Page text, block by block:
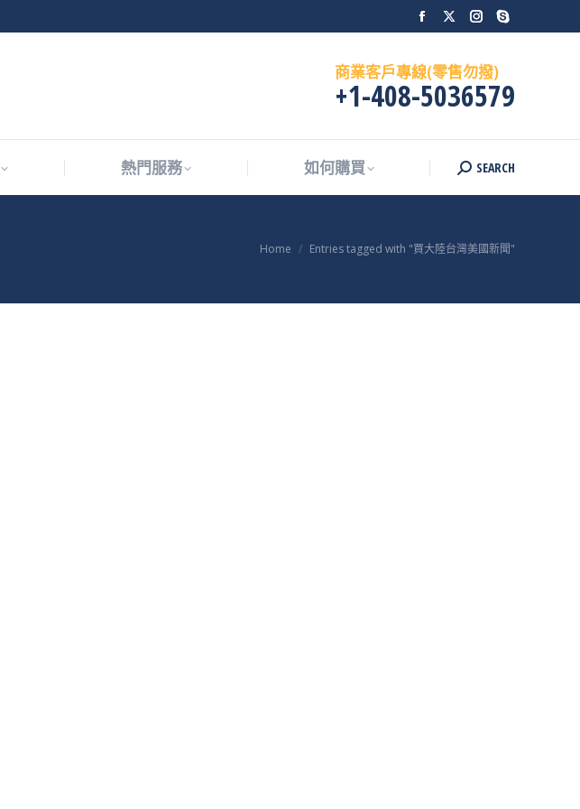
Facebook
opens
in
window
X
opens
in
window
Instagram
opens
in
window
Skype
in
window
商業客戶專線(零售勿撥)
+1-408-5036579
熱門服務 如何購買 Search:
SEARCH
You are here:
Home Entries tagged with "買大陸台灣美國新聞"
熱門服務 如何購買 Search:
SEARCH